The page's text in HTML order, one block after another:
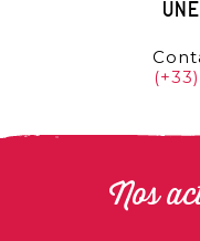
Nos